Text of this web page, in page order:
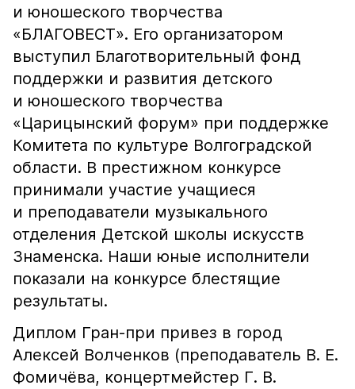
и юношеского творчества
«БЛАГОВЕСТ». Его организатором
выступил Благотворительный фонд
поддержки и развития детского
и юношеского творчества
«Царицынский форум» при поддержке
Комитета по культуре Волгоградской
области. В престижном конкурсе
принимали участие учащиеся
и преподаватели музыкального
отделения Детской школы искусств
Знаменска. Наши юные исполнители
показали на конкурсе блестящие
результаты.
Диплом Гран-при привез в город
Алексей Волченков (преподаватель В. Е.
Фомичёва, концертмейстер Г. В.